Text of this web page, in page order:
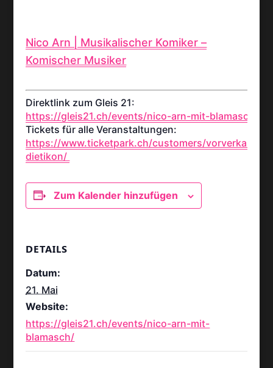
Nico Arn | Musikalischer Komiker –
Komischer Musiker
Direktlink zum Gleis 21:
https://gleis21.ch/events/nico-arn-mit-blamasch/
Tickets für alle Veranstaltungen:
https://www.ticketpark.ch/customers/vorverkauf-
dietikon/
Zum Kalender hinzufügen
DETAILS
Datum:
21. Mai
Website:
https://gleis21.ch/events/nico-arn-mit-
blamasch/